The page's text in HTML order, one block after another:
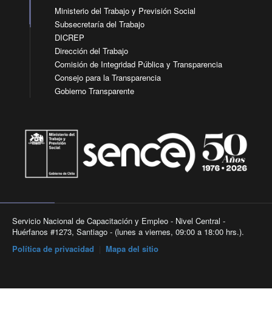
Ministerio del Trabajo y Previsión Social
Subsecretaría del Trabajo
DICREP
Dirección del Trabajo
Comisión de Integridad Pública y Transparencia
Consejo para la Transparencia
Gobierno Transparente
Servicio Nacional de Capacitación y Empleo - Nivel Central -
Huérfanos #1273, Santiago - (lunes a viernes, 09:00 a 18:00 hrs.).
Política de privacidad
Mapa del sitio